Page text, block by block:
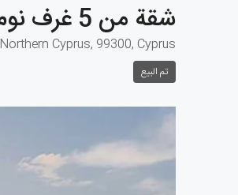
شقة من 5 غرف نوم بمساحة 198 مترمربع + تراس بمساحة 42 مترمربع في إيسينتيبي
Cyprus, 99300, Cyprus
تم البيع